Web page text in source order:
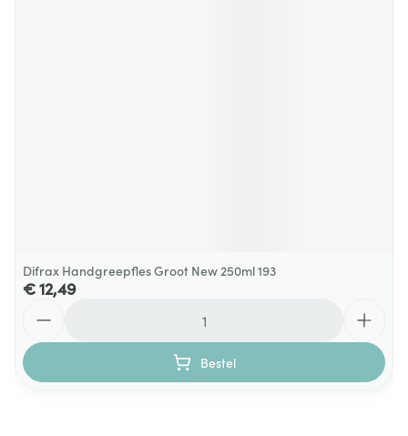
Difrax Handgreepfles Groot New 250ml 193
€ 12,49
Bestel